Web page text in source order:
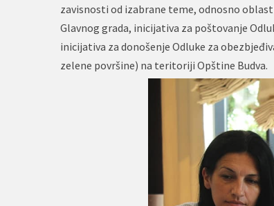
zavisnosti od izabrane teme, odnosno
Glavnog grada, inicijativa za poštovanje
inicijativa za donošenje Odluke za
zelene površine) na teritoriji Opštine Budva.